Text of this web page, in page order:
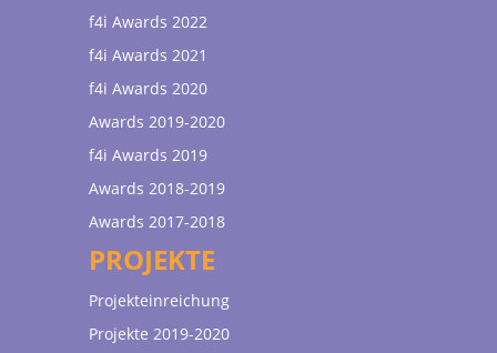
f4i Awards 2022
f4i Awards 2021
f4i Awards 2020
Awards 2019-2020
f4i Awards 2019
Awards 2018-2019
Awards 2017-2018
PROJEKTE
Projekteinreichung
Projekte 2019-2020